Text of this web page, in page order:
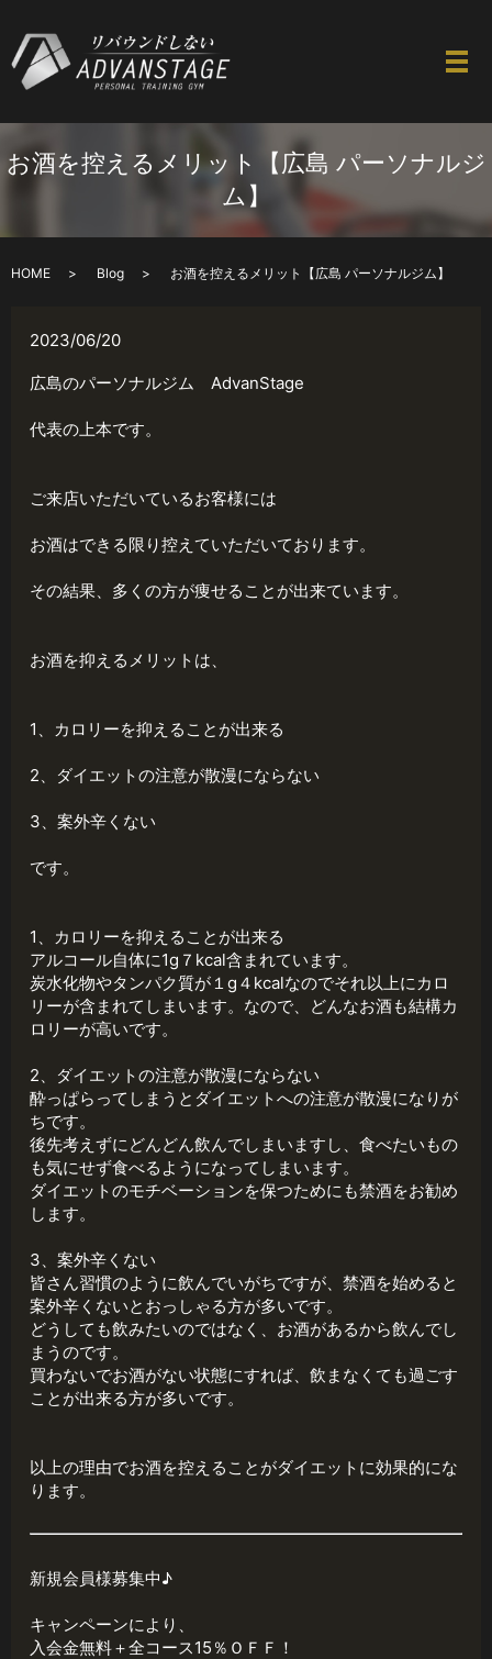
お酒を控えるメリット【広島 パーソナルジ
ム】
HOME Blog お酒を控えるメリット【広島 パーソナルジム】
2023/06/20
広島のパーソナルジム AdvanStage
代表の上本です。
ご来店いただいているお客様には
お酒はできる限り控えていただいております。
その結果、多くの方が痩せることが出来ています。
お酒を抑えるメリットは、
1、カロリーを抑えることが出来る
2、ダイエットの注意が散漫にならない
3、案外辛くない
です。
1、カロリーを抑えることが出来る
アルコール自体に1g７kcal含まれています。
炭水化物やタンパク質が１g４kcalなのでそれ以上にカロ
リーが含まれてしまいます。なので、どんなお酒も結構カ
ロリーが高いです。
2、ダイエットの注意が散漫にならない
酔っぱらってしまうとダイエットへの注意が散漫になりが
ちです。
後先考えずにどんどん飲んでしまいますし、食べたいもの
も気にせず食べるようになってしまいます。
ダイエットのモチベーションを保つためにも禁酒をお勧め
します。
3、案外辛くない
皆さん習慣のように飲んでいがちですが、禁酒を始めると
案外辛くないとおっしゃる方が多いです。
どうしても飲みたいのではなく、お酒があるから飲んでし
まうのです。
買わないでお酒がない状態にすれば、飲まなくても過ごす
ことが出来る方が多いです。
以上の理由でお酒を控えることがダイエットに効果的にな
ります。
新規会員様募集中♪
キャンペーンにより、
入会金無料＋全コース15％ＯＦＦ！